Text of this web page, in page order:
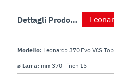
Dettagli Prodotto
Modello: Leonardo 370 Evo VCS Top
ø Lama: mm 370 - inch 15